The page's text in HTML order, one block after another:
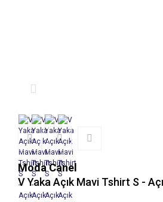
Moda Canel
V Yaka Açık Mavi Tshirt S -